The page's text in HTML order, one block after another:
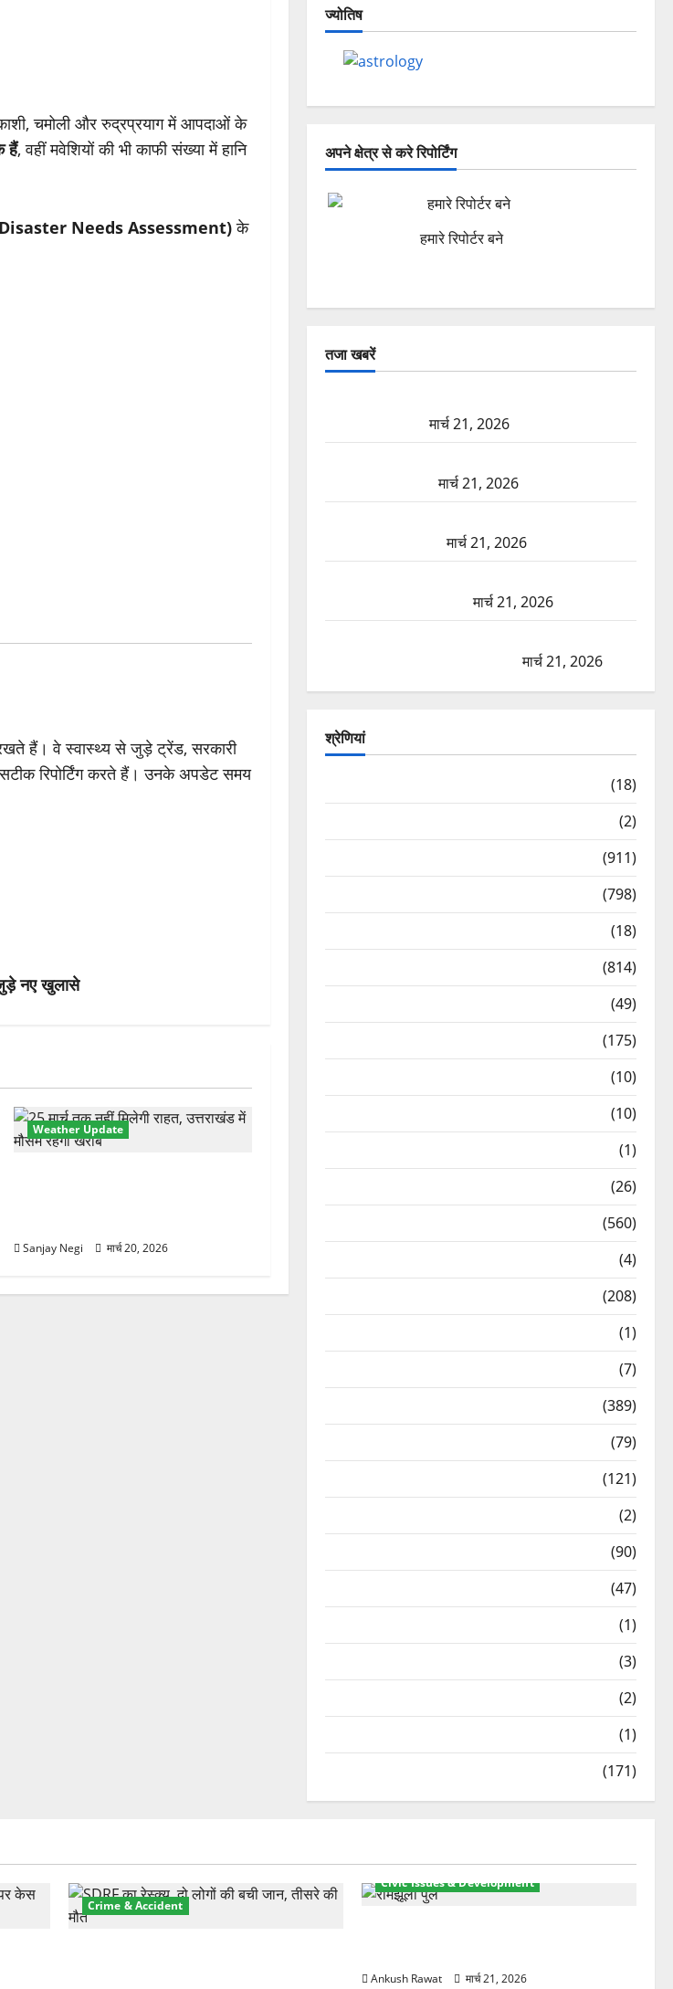
चमोली और रुद्रप्रयाग में आपदाओं के
हैं, वहीं मवेशियों की भी काफी संख्या में हानि
Needs Assessment)के
हैं। वे स्वास्थ्य से जुड़े ट्रेंड, सरकारी
रिपोर्टिंग करते हैं। उनके अपडेट समय
जुड़े नए खुलासे
Weather Update
Sanjay Negi मार्च 20, 2026
ज्योतिष
अपने क्षेत्र से करे रिपोर्टिंग
हमारे रिपोर्टर बने
तजा खबरें
मार्च 21, 2026
मार्च 21, 2026
मार्च 21, 2026
मार्च 21, 2026
मार्च 21, 2026
श्रेणियां
(18)
(2)
(911)
(798)
(18)
(814)
(49)
(175)
(10)
(10)
(1)
(26)
(560)
(4)
(208)
(1)
(7)
(389)
(79)
(121)
(2)
(90)
(47)
(1)
(3)
(2)
(1)
(171)
Crime & Accident
Civic Issues & Development
Ankush Rawat मार्च 21, 2026